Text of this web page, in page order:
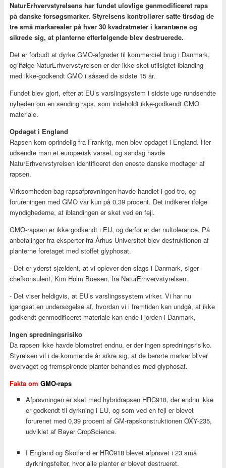
NaturErhvervstyrelsens har fundet ulovlige genmodificeret raps
på danske forsøgsmarker. Styrelsens kontrollører satte tirsdag de
tre små markarealer på hver 30 kvadratmeter i karantæne og
sikrede sig, at planterne efterfølgende blev destruerede.
Det er forbudt at dyrke GMO-afgrøder til kommerciel brug i Danmark,
og ifølge NaturErhvervstyrelsen er der ikke sket utilsigtet iblanding
med ikke-godkendt GMO i såsæd de sidste 15 år.
Fundet blev gjort, efter at EU’s varslingsystem i sidste uge rundsendte
nyheden om en sending raps, som indeholdt ikke-godkendt GMO
materiale.
Opdaget i England
Rapsen kom oprindelig fra Frankrig, men blev opdaget i England. Her
udsendte man et europæisk varsel, og søndag havde
NaturErhvervstyrelsen identificeret den eneste danske modtager af
rapsen.
Virksomheden bag rapsafprøvningen havde handlet i god tro, og
forureningen med GMO var kun på 0,39 procent. Det indikerer ifølge
myndighederne, at iblandingen er sket ved en fejl.
GMO-rapsen er ikke godkendt i EU, og derfor er der nultolerance. På
anbefalinger fra eksperter fra Århus Universitet blev destruktionen af
planterne foretaget med stoffet glyphosat.
- Det er yderst sjældent, at vi oplever den slags i Danmark, siger
chefkonsulent, Kim Holm Boesen, fra NaturErhvervstyrelsen.
- Det viser heldigvis, at EU’s varslingssystem virker. Vi har nu
igangsat en undersøgelse af, hvordan vi i fremtiden kan undgå, at ikke
godkendt genmodificeret materiale kan ende i jorden i Danmark,
Ingen spredningsrisiko
Da rapsen ikke havde blomstret endnu, er der ingen spredningsrisiko.
Styrelsen vil i de kommende år sikre sig, at de berørte marker bliver
overvåget og fremspirende planter behandles med glyphosat.
Fakta om GMO-raps
Afprøvningen er sket med hybridrapsen HRC918, der endnu ikke
er godkendt til dyrkning i EU, og som ved en fejl er blevet
forurenet med 0,39 procent af GM-rapskonstruktionen OXY-235,
udviklet af Bayer CropScience.
I England og Skotland er HRC918 blevet afprøvet i 23 små
dyrkningsfelter, hvor alle planter er blevet destrueret.